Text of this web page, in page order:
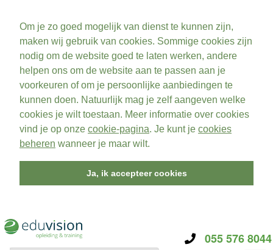
Om je zo goed mogelijk van dienst te kunnen zijn,
maken wij gebruik van cookies. Sommige cookies zijn
nodig om de website goed te laten werken, andere
helpen ons om de website aan te passen aan je
voorkeuren of om je persoonlijke aanbiedingen te
kunnen doen. Natuurlijk mag je zelf aangeven welke
cookies je wilt toestaan. Meer informatie over cookies
vind je op onze cookie-pagina. Je kunt je cookies
beheren wanneer je maar wilt.
Ja, ik accepteer cookies
055 576 8044